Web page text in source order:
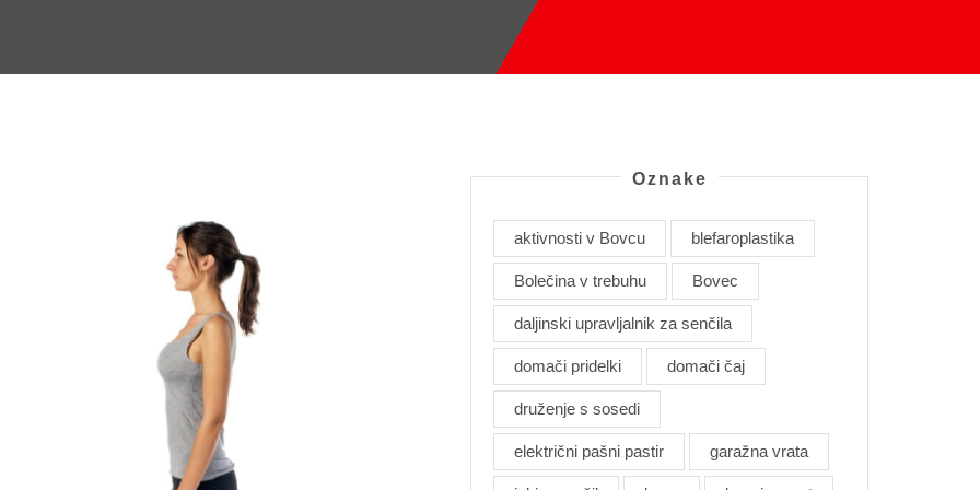
Oznake
aktivnosti v Bovcu blefaroplastika
Bolečina v trebuhu Bovec
daljinski upravljalnik za senčila
domači pridelki domači čaj
druženje s sosedi
električni pašni pastir garažna vrata